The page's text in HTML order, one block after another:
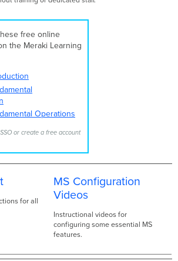
free online
the Meraki Learning
Operations
or create a free account
for all
MS Configuration
Videos
Instructional videos for
configuring some essential MS
features.